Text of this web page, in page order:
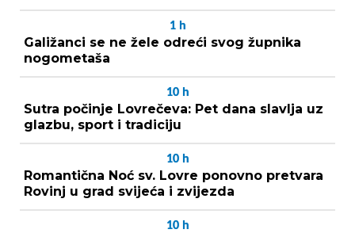
1 h
Galižanci se ne žele odreći svog župnika
nogometaša
10 h
Sutra počinje Lovrečeva: Pet dana slavlja uz
glazbu, sport i tradiciju
10 h
Romantična Noć sv. Lovre ponovno pretvara
Rovinj u grad svijeća i zvijezda
10 h